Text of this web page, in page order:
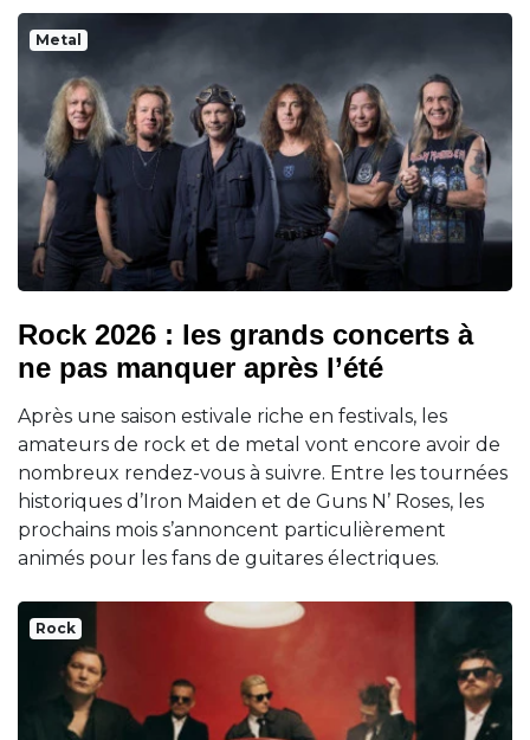
Metal
Rock 2026 : les grands concerts à
ne pas manquer après l’été
Après une saison estivale riche en festivals, les
amateurs de rock et de metal vont encore avoir de
nombreux rendez-vous à suivre. Entre les tournées
historiques d’Iron Maiden et de Guns N’ Roses, les
prochains mois s’annoncent particulièrement
animés pour les fans de guitares électriques.
Rock